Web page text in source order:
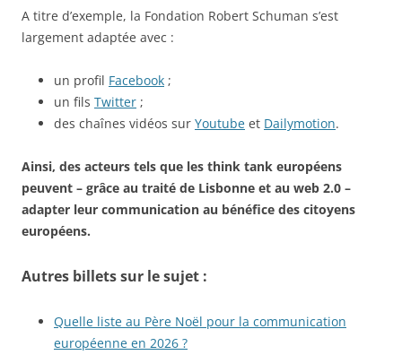
A titre d’exemple, la Fondation Robert Schuman s’est
largement adaptée avec :
un profil Facebook ;
un fils Twitter ;
des chaînes vidéos sur Youtube et Dailymotion.
Ainsi, des acteurs tels que les think tank européens
peuvent – grâce au traité de Lisbonne et au web 2.0 –
adapter leur communication au bénéfice des citoyens
européens.
Autres billets sur le sujet :
Quelle liste au Père Noël pour la communication
européenne en 2026 ?